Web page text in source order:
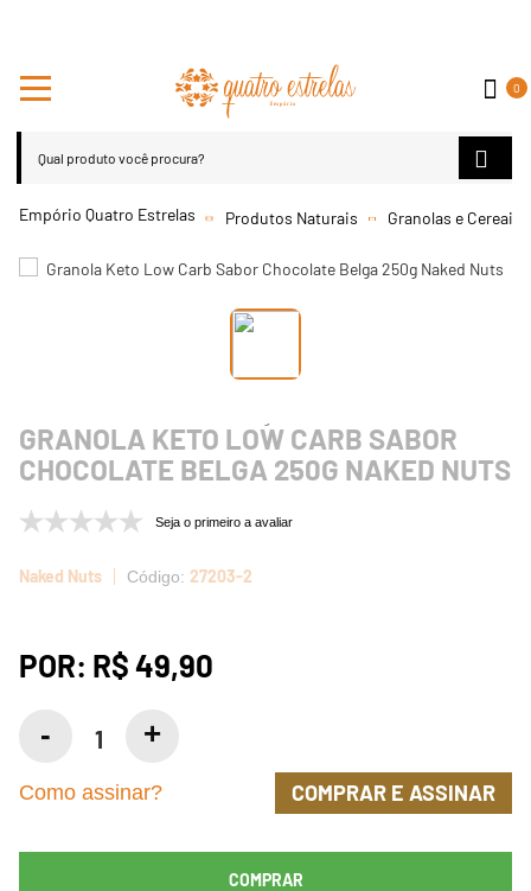
0
Produtos Naturais Granolas e Cereais
GRANOLA KETO LOW CARB SABOR
CHOCOLATE BELGA 250G NAKED NUTS
Seja o primeiro a avaliar
Naked Nuts 27203-2
POR: R$ 49,90
COMPRAR
Como assinar? COMPRAR E ASSINAR